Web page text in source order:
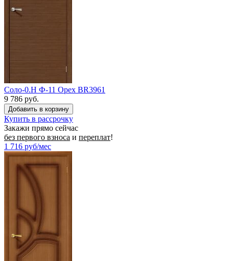
Соло-0.H Ф-11 Орех BR3961
9 786 руб.
Купить в рассрочку
Закажи прямо сейчас
без первого взноса и переплат!
1 716 руб/мес